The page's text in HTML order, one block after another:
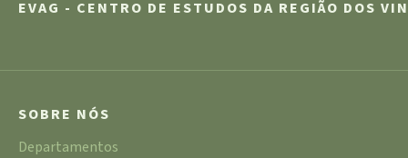
EVAG - CENTRO DE ESTUDOS DA REGIÃO DOS
SOBRE NÓS
Departamentos